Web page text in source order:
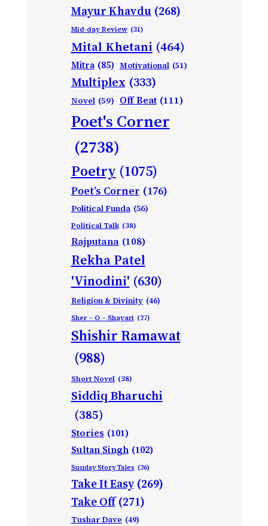
Mayur Khavdu (268)
Mid-day Review (31)
Mital Khetani (464)
Mitra (85) Motivational (51)
Multiplex (333)
Novel (59) Off Beat (111)
Poet's Corner
(2738)
Poetry (1075)
Poet’s Corner (176)
Political Funda (56)
Political Talk (38)
Rajputana (108)
Rekha Patel
'Vinodini' (630)
Religion & Divinity (46)
Sher – O – Shayari (27)
Shishir Ramawat
(988)
Short Novel (38)
Siddiq Bharuchi
(385)
Stories (101)
Sultan Singh (102)
Sunday Story Tales (26)
Take It Easy (269)
Take Off (271)
Tushar Dave (49)